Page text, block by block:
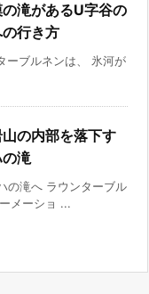
滝があるU字谷の
行き方
ブルネンは、 氷河が
の内部を落下す
滝
の滝へ ラウンターブル
メーショ ...